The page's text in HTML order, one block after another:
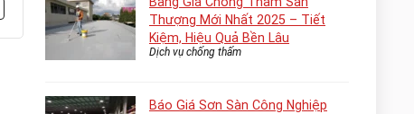
Thượng Mới Nhất 2025 – Tiết
Kiệm, Hiệu Quả Bền Lâu
Dịch vụ chống thấm
Báo Giá Sơn Sàn Công Nghiệp